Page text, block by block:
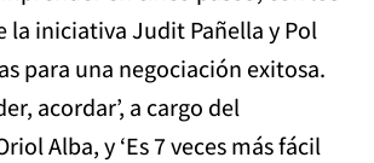
la iniciativa Judit Pañella y Pol
para una negociación exitosa.
acordar’, a cargo del
Alba, y ‘Es 7 veces más fácil